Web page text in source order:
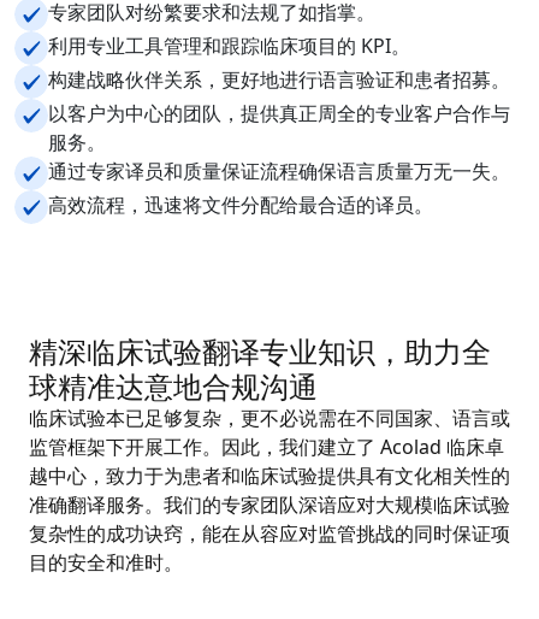
专家团队对纷繁要求和法规了如指掌。
利用专业工具管理和跟踪临床项目的 KPI。
构建战略伙伴关系，更好地进行语言验证和患者招募。
以客户为中心的团队，提供真正周全的专业客户合作与
服务。
通过专家译员和质量保证流程确保语言质量万无一失。
高效流程，迅速将文件分配给最合适的译员。
精深临床试验翻译专业知识，助力全
球精准达意地合规沟通
临床试验本已足够复杂，更不必说需在不同国家、语言或
监管框架下开展工作。因此，我们建立了 Acolad 临床卓
越中心，致力于为患者和临床试验提供具有文化相关性的
准确翻译服务。我们的专家团队深谙应对大规模临床试验
复杂性的成功诀窍，能在从容应对监管挑战的同时保证项
目的安全和准时。